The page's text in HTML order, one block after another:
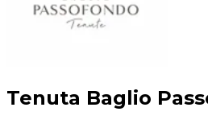
Tenuta Baglio